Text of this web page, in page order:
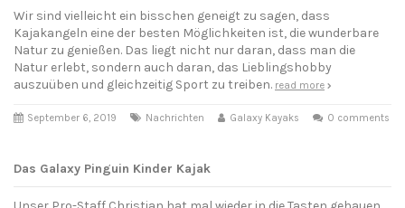
Wir sind vielleicht ein bisschen geneigt zu sagen, dass
Kajakangeln eine der besten Möglichkeiten ist, die wunderbare
Natur zu genießen. Das liegt nicht nur daran, dass man die
Natur erlebt, sondern auch daran, das Lieblingshobby
auszuüben und gleichzeitig Sport zu treiben. read more
September 6, 2019 Nachrichten Galaxy Kayaks 0 comments
Das Galaxy Pinguin Kinder Kajak